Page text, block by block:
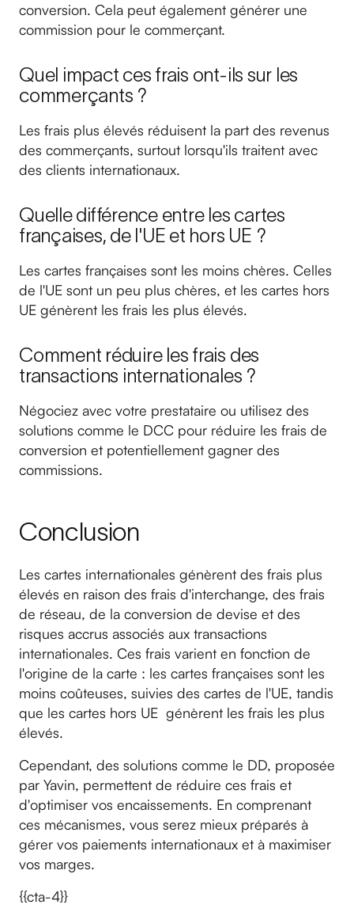
conversion. Cela peut également générer une
commission pour le commerçant.
Quel impact ces frais ont-ils sur les
commerçants ?
Les frais plus élevés réduisent la part des revenus
des commerçants, surtout lorsqu'ils traitent avec
des clients internationaux.
Quelle différence entre les cartes
françaises, de l'UE et hors UE ?
Les cartes françaises sont les moins chères. Celles
de l'UE sont un peu plus chères, et les cartes hors
UE génèrent les frais les plus élevés.
Comment réduire les frais des
transactions internationales ?
Négociez avec votre prestataire ou utilisez des
solutions comme le DCC pour réduire les frais de
conversion et potentiellement gagner des
commissions.
Conclusion
Les cartes internationales génèrent des frais plus
élevés en raison des frais d'interchange, des frais
de réseau, de la conversion de devise et des
risques accrus associés aux transactions
internationales. Ces frais varient en fonction de
l'origine de la carte : les cartes françaises sont les
moins coûteuses, suivies des cartes de l'UE, tandis
que les cartes hors UE génèrent les frais les plus
élevés.
Cependant, des solutions comme le DD, proposée
par Yavin, permettent de réduire ces frais et
d'optimiser vos encaissements. En comprenant
ces mécanismes, vous serez mieux préparés à
gérer vos paiements internationaux et à maximiser
vos marges.
{{cta-4}}